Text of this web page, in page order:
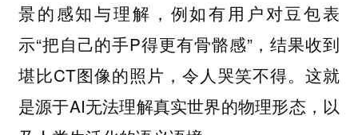
景的感知与理解，例如有用户对豆包表
示“把自己的手P得更有骨骼感”，结果收到
堪比CT图像的照片，令人哭笑不得。这就
是源于AI无法理解真实世界的物理形态，以